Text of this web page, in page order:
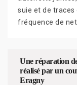
suie et de traces
fréquence de
Une réparation
réalisé par un
Eragny